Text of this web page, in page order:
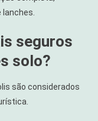
lanches.
seguros
solo?
são considerados